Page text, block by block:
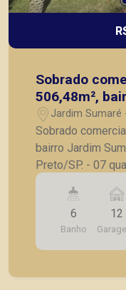
Sobrado
506,48m²,
Sul De
Jardim Sumaré
Sobrado
bairro Jardim
Preto/SP. - 07 quartos, sendo 1 suíte; - 05
banheiros; - Sala
Cozinha com
com piscina; -
garagem; -
Piramid tem
6
Banho
12